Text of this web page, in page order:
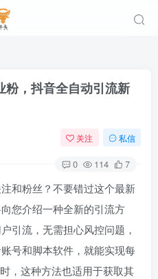
粉，抖音全自动引流新
关注 私信
0 114 7
和粉丝？不要错过这个最新
您介绍一种全新的引流方
引流，无需担心风控问题，
号和脚本软件，就能实现每
，这种方法也适用于获取其